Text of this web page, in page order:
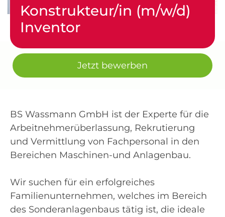
Konstrukteur/in (m/w/d)
Inventor
Jetzt bewerben
BS Wassmann GmbH ist der Experte für die
Arbeitnehmerüberlassung, Rekrutierung
und Vermittlung von Fachpersonal in den
Bereichen Maschinen-und Anlagenbau.
Wir suchen für ein erfolgreiches
Familienunternehmen, welches im Bereich
des Sonderanlagenbaus tätig ist, die ideale